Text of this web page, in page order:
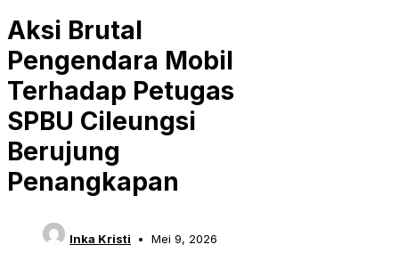
Aksi Brutal
Pengendara Mobil
Terhadap Petugas
SPBU Cileungsi
Berujung
Penangkapan
Inka Kristi Mei 9, 2026